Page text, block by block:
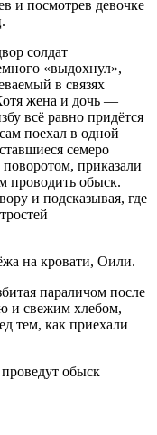
и посмотрев девочке
солдат
«выдохнул»,
в связях
жена и дочь —
всё равно придётся
поехал в одной
семеро
приказали
проводить обыск.
и подсказывая, где
на кровати, Оили.
параличом после
и свежим хлебом,
тем, как приехали
обыск